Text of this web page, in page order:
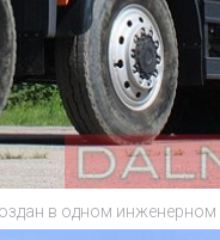
в одном